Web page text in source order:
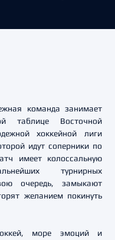
команда занимает
таблице Восточной
хоккейной лиги
идут соперники по
имеет колоссальную
турнирных
очередь, замыкают
желанием покинуть
море эмоций и